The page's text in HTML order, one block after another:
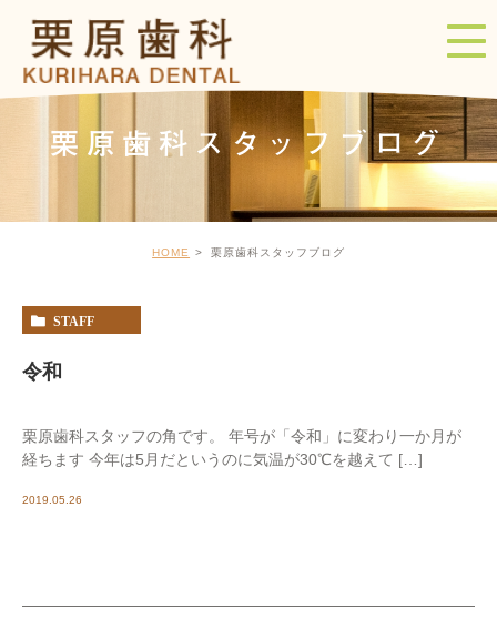
栗原歯科スタッフブログ
HOME 栗原歯科スタッフブログ
STAFF
令和
栗原歯科スタッフの角です。 年号が「令和」に変わり一か月が
経ちます 今年は5月だというのに気温が30℃を越えて […]
2019.05.26